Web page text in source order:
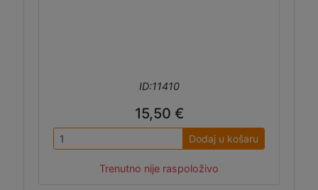
ID:11410
15,50 €
Dodaj u košaru
Trenutno nije raspoloživo